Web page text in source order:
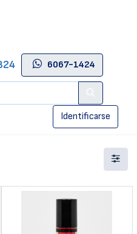
6067-1424
Identificarse